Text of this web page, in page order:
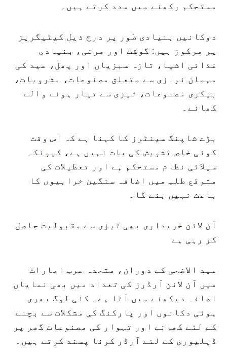
مستحکم رکھنے میں مدد کرتے ہیں۔
دوکانیں بنیادی طور پر درج ذیل کیٹیگریز
پر مرکوز ہیں: گوشت اور مرغی، بنیادی
غذائی اشیا، تازہ سبزیاں اور پھل، عید کی
مہمان نوازی سے متعلق مصنوعات، مشروبات،
بیکری مصنوعات، تیزی سے تیار ہونے والے
کھانے۔
بڑے شاپنگ سینٹرز کا کہنا ہے کہ اس وقت
کوئی خاص تشویش کی بات نہیں ہے، کیونکہ
سپلائی نظام مستحکم ہے اور تعطیلات کی
متوقع طلب میں اضافہ سنگین خرابیوں کا
باعث نہیں بنے گا۔
آن لائن خریداری بھی تیزی سے مقبولیت حاصل
کر رہی ہے
عید الاضحی کے دوران، متحدہ عرب امارات
میں آن لائن آرڈرز کی تعداد میں بھی نمایاں
اضافہ دیکھنے میں آتا ہے۔ کئی لوگ بھری
ہوئی دکانوں اور پارکنگ کی مشکلات سے بچنے
کے لئے کھانے اور تہوار کی مصنوعات گھر پر
ڈیلیوری کے لئے آرڈر کرنا پسند کرتے ہیں۔